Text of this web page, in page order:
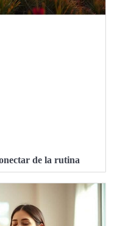
de la rutina